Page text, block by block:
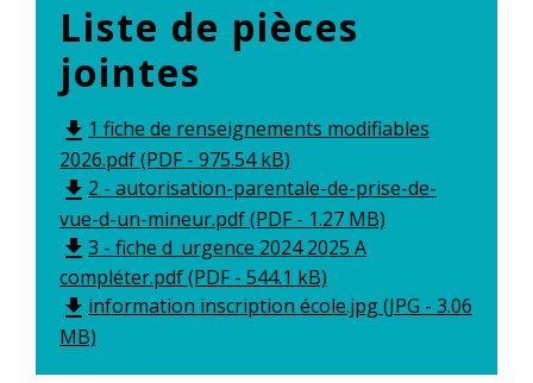
Liste de pièces
jointes
file_download 1 fiche de renseignements modifiables
2026.pdf (PDF - 975.54 kB)
file_download 2 - autorisation-parentale-de-prise-de-
vue-d-un-mineur.pdf (PDF - 1.27 MB)
file_download 3 - fiche d_urgence 2024 2025 A
compléter.pdf (PDF - 544.1 kB)
file_download information inscription école.jpg (JPG - 3.06
MB)